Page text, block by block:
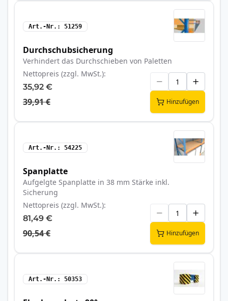
Art.-Nr. 51259
Durchschubsicherung
Verhindert das Durchschieben von Paletten
Nettopreis (zzgl. MwSt.)
35,92 €
39,91 € Hinzufügen
Art.-Nr. 54225
Spanplatte
Aufgelgte Spanplatte in 38 mm Stärke inkl.
Sicherung
Nettopreis (zzgl. MwSt.)
81,49 €
90,54 € Hinzufügen
Art.-Nr. 50353